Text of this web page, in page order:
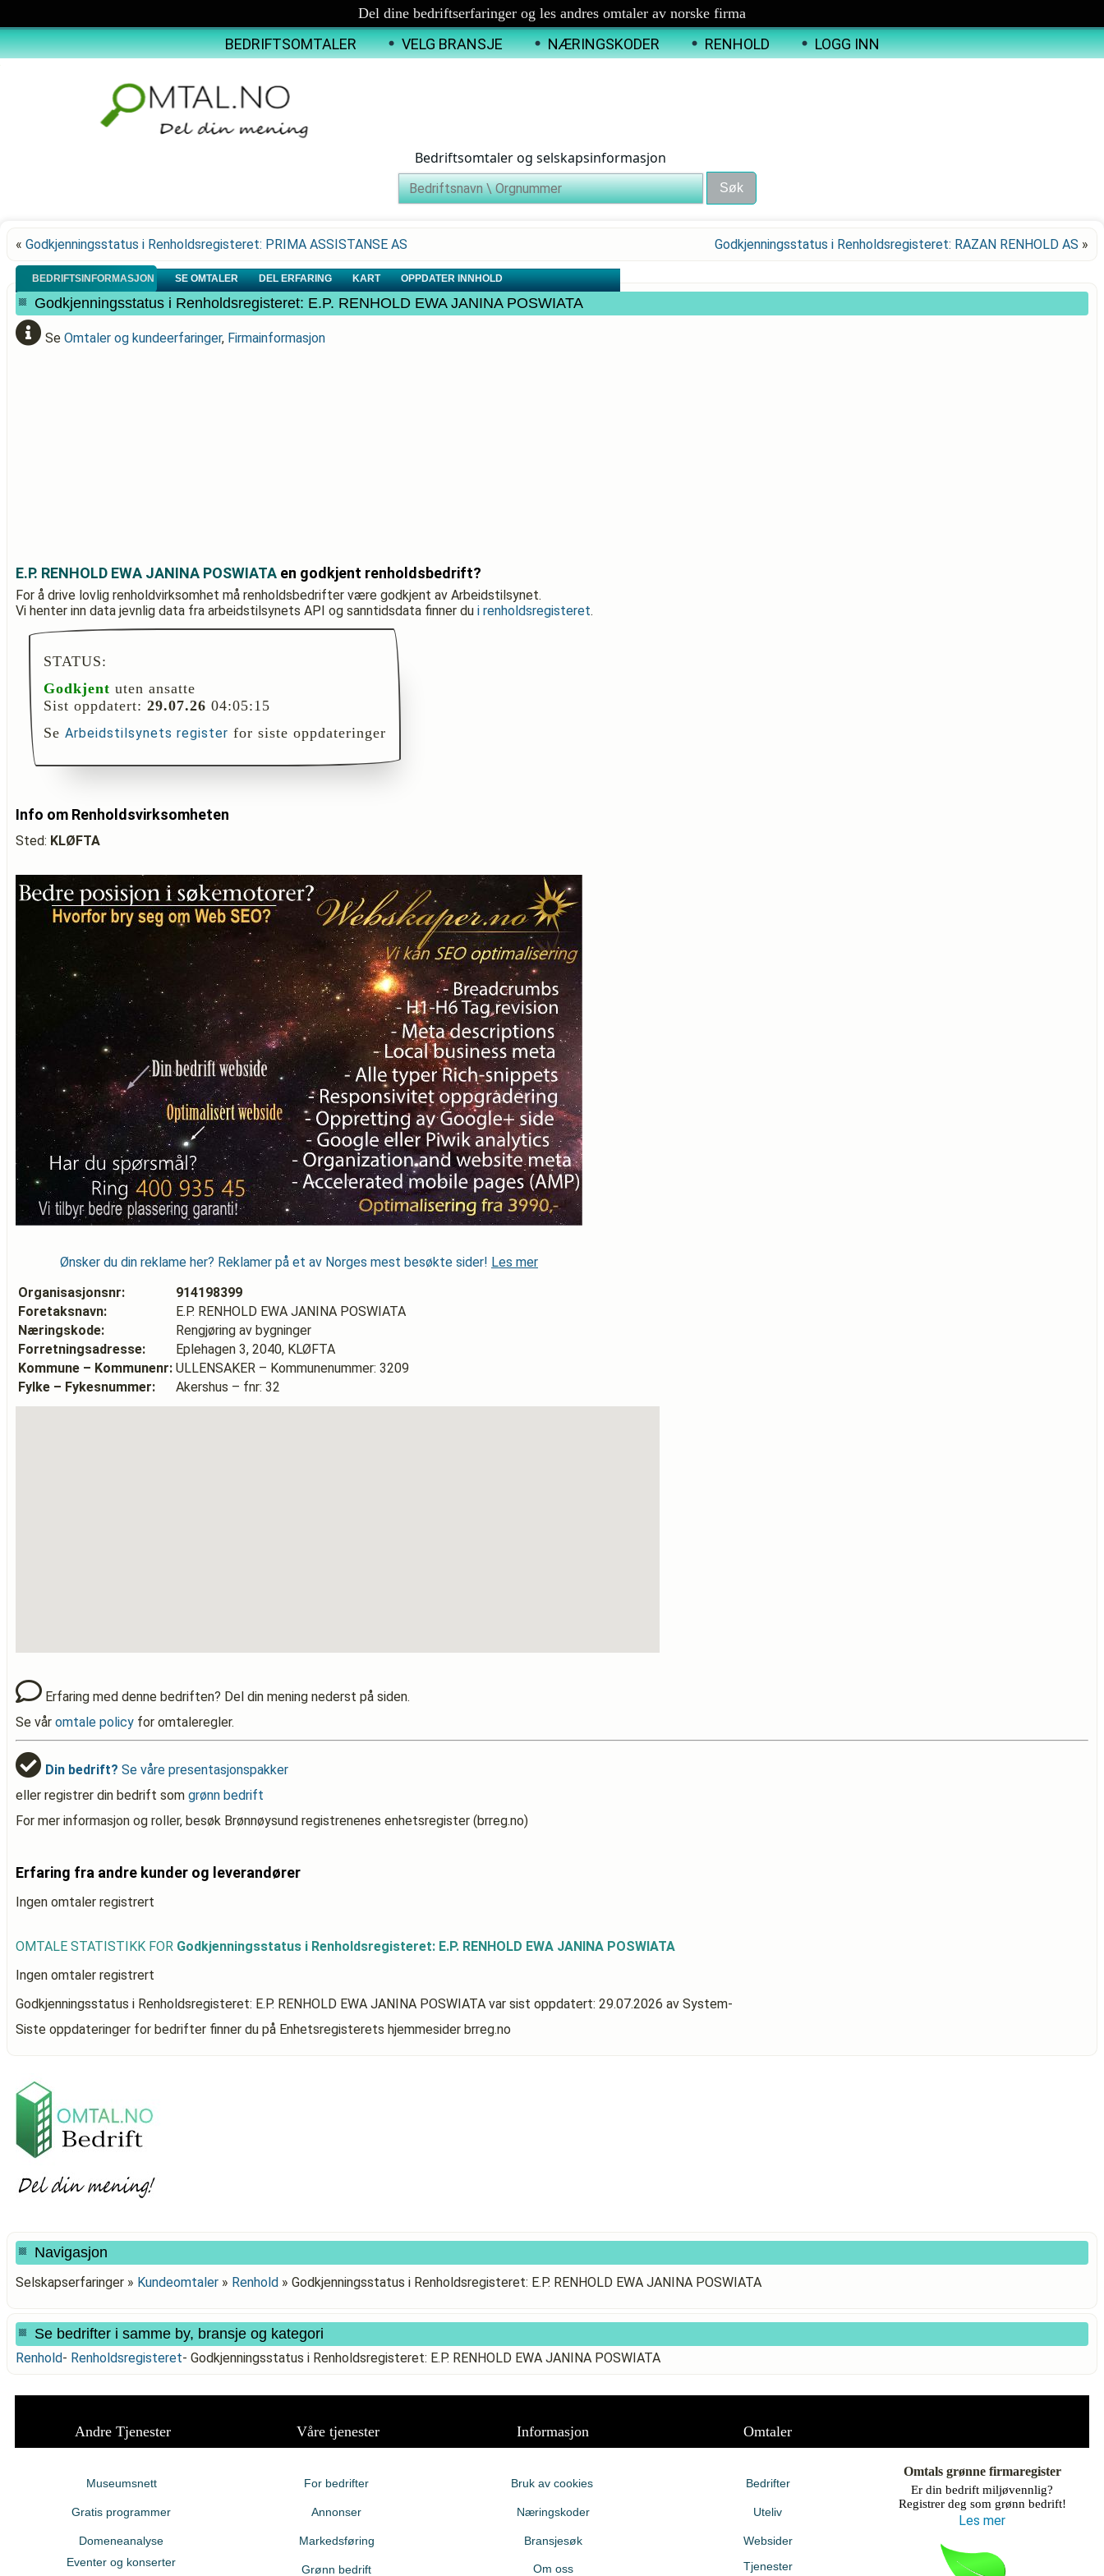
Del dine bedriftserfaringer og les andres omtaler av norske firma
BEDRIFTSOMTALER VELG BRANSJE NÆRINGSKODER RENHOLD LOGG INN
Bedriftsomtaler og selskapsinformasjon
« Godkjenningsstatus i Renholdsregisteret: PRIMA ASSISTANSE AS Godkjenningsstatus i Renholdsregisteret: RAZAN RENHOLD AS »
BEDRIFTSINFORMASJON SE OMTALER DEL ERFARING KART OPPDATER INNHOLD
Godkjenningsstatus i Renholdsregisteret: E.P. RENHOLD EWA JANINA POSWIATA
Se Omtaler og kundeerfaringer, Firmainformasjon
E.P. RENHOLD EWA JANINA POSWIATA en godkjent renholdsbedrift?
For å drive lovlig renholdvirksomhet må renholdsbedrifter være godkjent av Arbeidstilsynet.
Vi henter inn data jevnlig data fra arbeidstilsynets API og sanntidsdata finner du i renholdsregisteret.
STATUS:
Godkjent uten ansatte
Sist oppdatert: 29.07.26 04:05:15
Se Arbeidstilsynets register for siste oppdateringer
Info om Renholdsvirksomheten
Sted: KLØFTA
Ønsker du din reklame her? Reklamer på et av Norges mest besøkte sider! Les mer
Organisasjonsnr:
914198399
Foretaksnavn:
E.P. RENHOLD EWA JANINA POSWIATA
Næringskode:
Rengjøring av bygninger
Forretningsadresse:
Eplehagen 3, 2040, KLØFTA
Kommune – Kommunenr: ULLENSAKER – Kommunenummer: 3209
Fylke – Fykesnummer:
Akershus – fnr: 32
Erfaring med denne bedriften? Del din mening nederst på siden.
Se vår omtale policy for omtaleregler.
Din bedrift? Se våre presentasjonspakker
eller registrer din bedrift som grønn bedrift
For mer informasjon og roller, besøk Brønnøysund registrenenes enhetsregister (brreg.no)
Erfaring fra andre kunder og leverandører
Ingen omtaler registrert
OMTALE STATISTIKK FOR Godkjenningsstatus i Renholdsregisteret: E.P. RENHOLD EWA JANINA POSWIATA
Ingen omtaler registrert
Godkjenningsstatus i Renholdsregisteret: E.P. RENHOLD EWA JANINA POSWIATA var sist oppdatert: 29.07.2026 av System-
Siste oppdateringer for bedrifter finner du på Enhetsregisterets hjemmesider brreg.no
Navigasjon
Selskapserfaringer » Kundeomtaler » Renhold » Godkjenningsstatus i Renholdsregisteret: E.P. RENHOLD EWA JANINA POSWIATA
Se bedrifter i samme by, bransje og kategori
Renhold- Renholdsregisteret- Godkjenningsstatus i Renholdsregisteret: E.P. RENHOLD EWA JANINA POSWIATA
Andre Tjenester Våre tjenester Informasjon Omtaler
Museumsnett
Gratis programmer
Domeneanalyse
Eventer og konserter
For bedrifter
Annonser
Markedsføring
Grønn bedrift
Bruk av cookies
Næringskoder
Bransjesøk
Om oss
Bedrifter
Uteliv
Websider
Tjenester
Omtals grønne firmaregister
Er din bedrift miljøvennlig?
Registrer deg som grønn bedrift!
Les mer